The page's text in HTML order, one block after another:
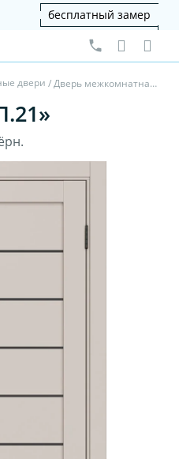
бесплатный замер
двери / Дверь межкомнатная Турин 554АПП.21 - латте, зеркало, алюм.чёрн.